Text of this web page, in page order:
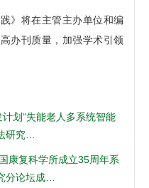
将在主管主办单位和编
办刊质量，加强学术引领
计划“失能老人多系统智能
研究…
康复科学所成立35周年系
分论坛成…